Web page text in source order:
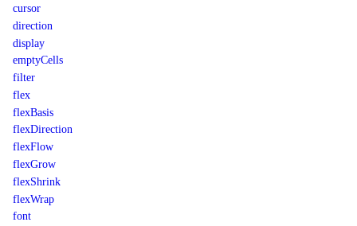
cursor
direction
display
emptyCells
filter
flex
flexBasis
flexDirection
flexFlow
flexGrow
flexShrink
flexWrap
font